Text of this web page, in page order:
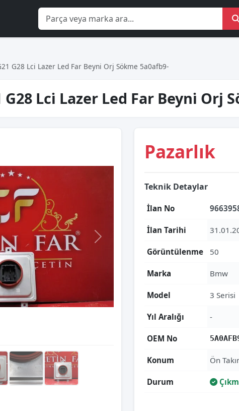
G28 Lci̇ Lazer Led Far Beyni̇ Orj Sökme 5a0afb9-
G28 Lci̇ Lazer Led Far Beyni̇ Orj
Pazarlık
Teknik Detaylar
İlan No
İlan Tarihi
Görüntülenme 50
Marka Bmw
Model 3 Serisi
Yıl Aralığı -
OEM No
Konum Ön
Durum